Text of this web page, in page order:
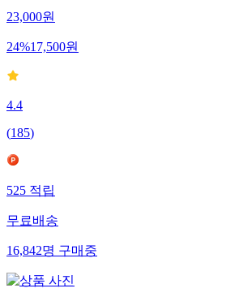
23,000원
24%17,500원
4.4
(185)
525적립
무료배송
16,842명구매중